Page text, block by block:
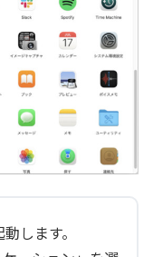
します。